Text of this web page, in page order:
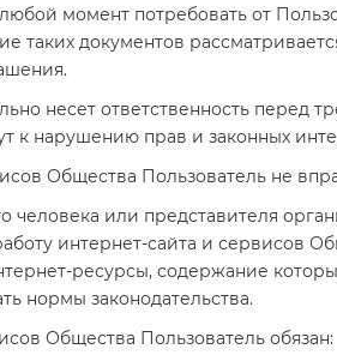
момент потребовать от
таких документов
несет ответственность
к нарушению прав и законных
Общества Пользователь не
человека или представителя
интернет-сайта и сервисов
ресурсы, содержание
нормы законодательства.
Общества Пользователь обязан: